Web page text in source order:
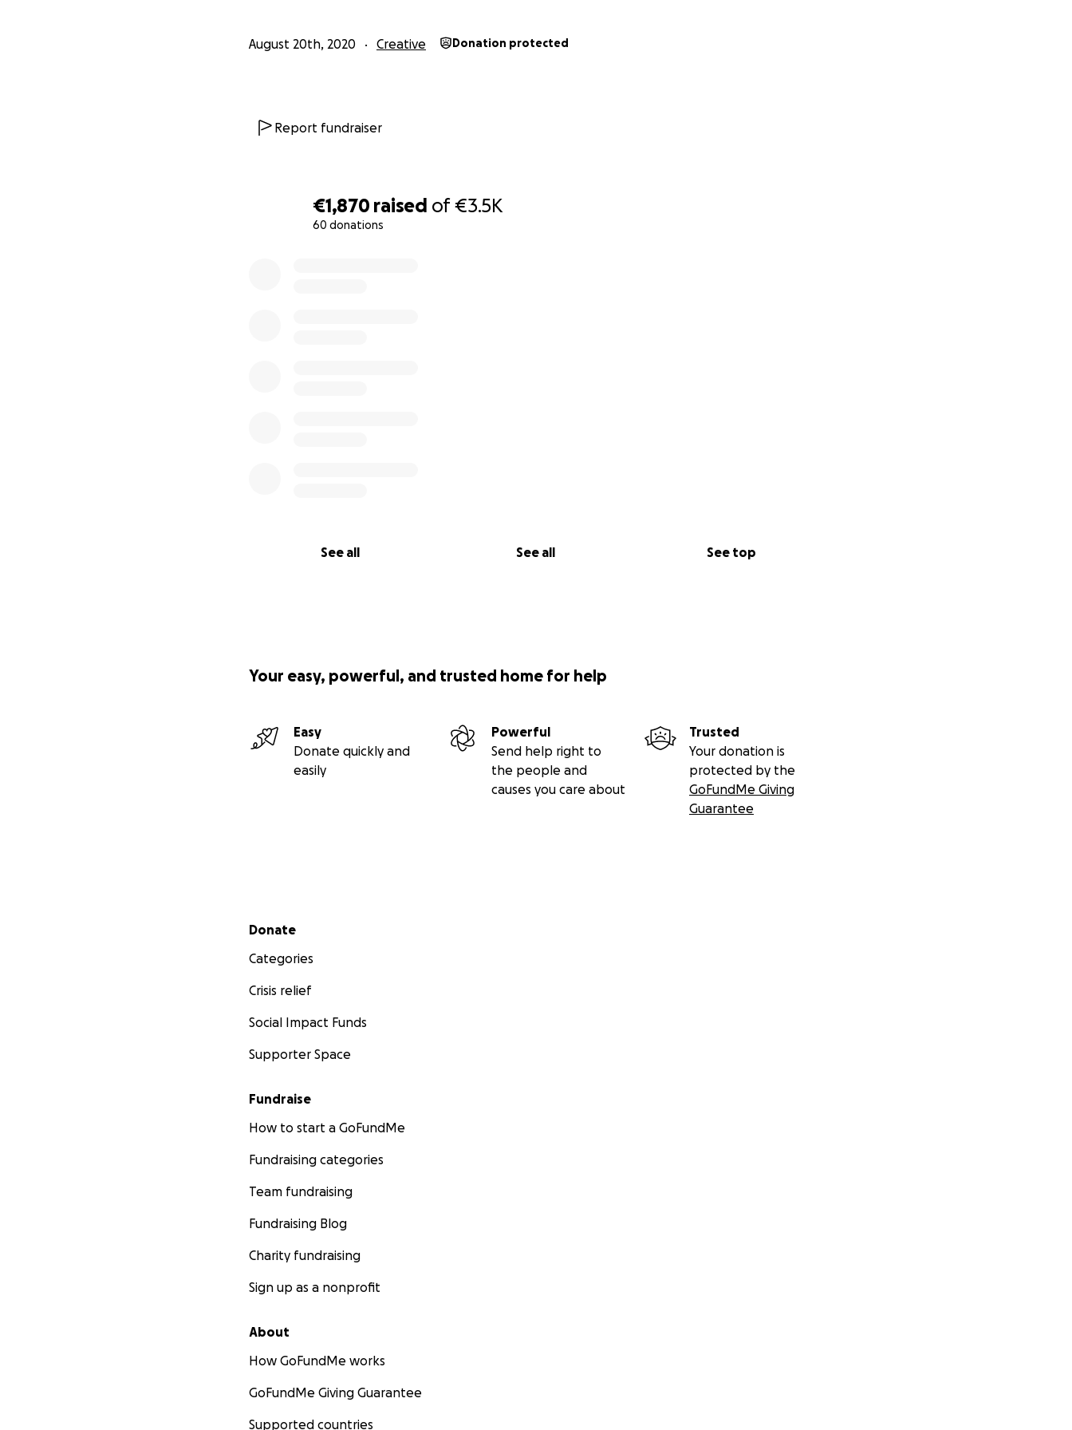
€1,870 raised of€3.5K
60 donations
See all See all See top
August 20th, 2020 Creative Donation protected
Report fundraiser
Your easy, powerful, and trusted home for help
Easy
Donate quickly and
easily
Powerful
Send help right to
the people and
causes you care about
Trusted
Your donation is
protected by the
GoFundMe Giving
Guarantee
Secondary menu
Donate
Categories
Crisis relief
Social Impact Funds
Supporter Space
Fundraise
How to start a GoFundMe
Fundraising categories
Team fundraising
Fundraising Blog
Charity fundraising
Sign up as a nonprofit
About
How GoFundMe works
GoFundMe Giving Guarantee
Supported countries